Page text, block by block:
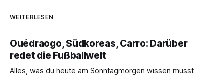
WEITERLESEN
Ouédraogo, Südkoreas, Carro: Darüber
redet die Fußballwelt
Alles, was du heute am Sonntagmorgen wissen musst